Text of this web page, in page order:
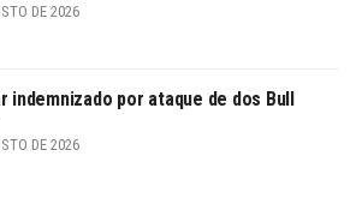
DE 2026
indemnizado por ataque de dos Bull
DE 2026